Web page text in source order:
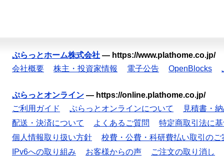
ぷらっとホーム株式会社 — https://www.plathome.co.jp/
会社概要
株主・投資家情報 電子公告 OpenBlocks
ぷらっとオンライン — https://online.plathome.co.jp/
ご利用ガイド
ぷらっとオンラインについて
見積書・
配送・決済について
よくあるご質問
特定商取引法に
個人情報取り扱い方針
校費・公費・科研費払い取引のご
IPv6への取り組み
お客様からの声 ご注文の取り消し